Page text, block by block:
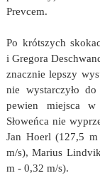
Prevcem.
Po krótszych
i Gregora
znacznie lepszy
nie wystarczyło
pewien miejsca w
Słoweńca nie
Jan Hoerl (127,5
m/s), Marius
m - 0,32 m/s).